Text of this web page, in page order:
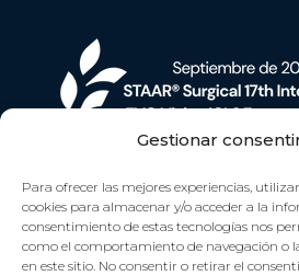
Gestionar
Para ofrecer las mejores experiencias,
cookies para almacenar y/o acceder a la
consentimiento de estas tecnologías nos
como el comportamiento de navegación o
en este sitio. No consentir o retirar el